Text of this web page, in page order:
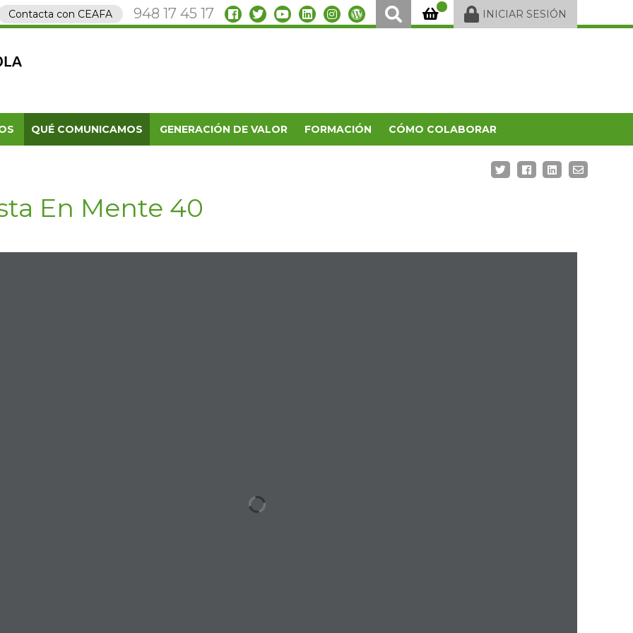
Contacta con CEAFA 948 17 45 17 INICIAR SESIÓN
QUÉ COMUNICAMOS GENERACIÓN DE VALOR FORMACIÓN CÓMO COLABORAR
En Mente 40